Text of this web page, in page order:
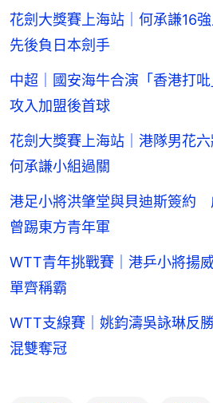
花劍大獎賽上海站｜何承謙16
先後負日本劍手
中超｜國安海牛合演「香港打
攻入加盟後首球
花劍大獎賽上海站｜港隊男花
何承謙小組過關
港足小將洪肇堂與貝迪斯簽約
曾踢東方青年軍
WTT青年挑戰賽｜港乒小將揚
單齊稱霸
WTT支線賽｜姚鈞濤吳詠琳反
混雙奪冠